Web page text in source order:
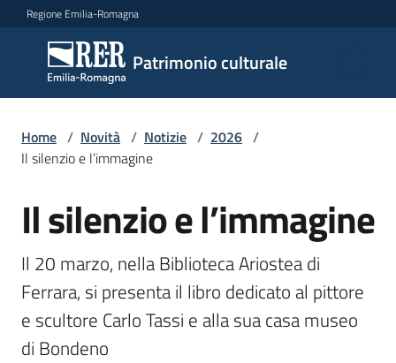
Vai al contenuto
Vai alla navigazione
Vai al footer
Regione Emilia-Romagna
Patrimonio culturale
Patrimonio
culturale
Argomenti
Novità
Servizi
Leggi
Home / Novità / Notizie / 2026 /
Il silenzio e l’immagine
Salta al contenuto
Il silenzio e l’immagine
Il 20 marzo, nella Biblioteca Ariostea di
Ferrara, si presenta il libro dedicato al pittore
e scultore Carlo Tassi e alla sua casa museo
di Bondeno